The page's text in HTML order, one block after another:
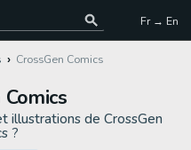
Fr → En
CrossGen Comics
illustrations de CrossGen
?